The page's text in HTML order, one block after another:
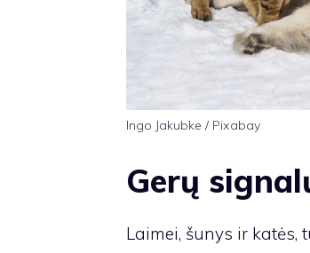
Ingo Jakubke / Pixabay
Gerų
Laimei, šunys ir